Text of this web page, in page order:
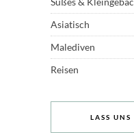
Asiatisch
Malediven
Reisen
LASS UNS